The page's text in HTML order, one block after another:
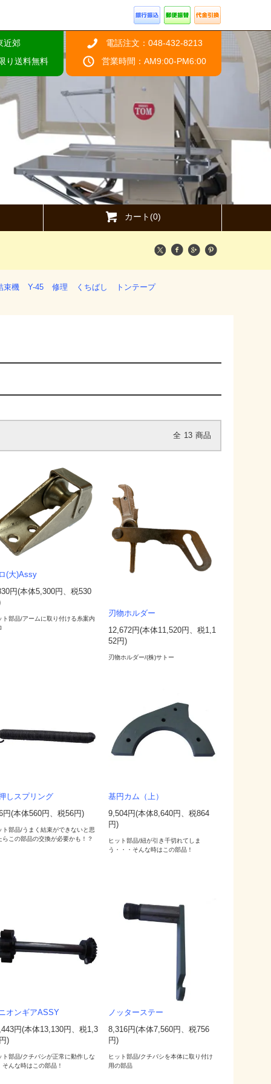
近郊
り送料無料
電話注文：048-432-8213
営業時間：AM9:00-PM6:00
カート(0)
束機 Y-45 修理 くちばし トンテープ
全 13 商品
(大)Assy
円(本体5,300円、税530
ト部品/アームに取り付ける糸案内
刃物ホルダー
12,672円(本体11,520円、税1,1
52円)
刃物ホルダー/(株)サトー
しスプリング
円(本体560円、税56円)
ト部品/うまく結束ができないと思
らこの部品の交換が必要かも！？
基円カム（上）
9,504円(本体8,640円、税864
円)
ヒット部品/紐が引き千切れてしま
う・・・そんな時はこの部品！
オンギアASSY
円(本体13,130円、税1,3
)
ト部品/クチバシが正常に動作しな
そんな時はこの部品！
ノッターステー
8,316円(本体7,560円、税756
円)
ヒット部品/クチバシを本体に取り付け
用の部品